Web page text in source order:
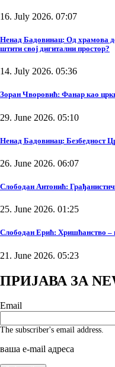
16. July 2026. 07:07
Ненад Бадовинац: Од храмова
штити свој дигитални простор?
14. July 2026. 05:36
Зоран Чворовић: Фанар као
29. June 2026. 05:10
Ненад Бадовинац: Безбедност
26. June 2026. 06:07
Слободан Антонић:
25. June 2026. 01:25
Слободан Ерић: Хришћанство –
21. June 2026. 05:23
ПРИЈАВА ЗА
Email
The subscriber's email address.
ваша е-mail адреса